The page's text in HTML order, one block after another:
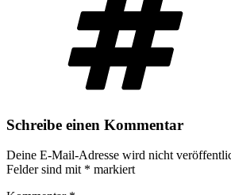
Schreibe einen Kommentar
Deine E-Mail-Adresse wird nicht
Felder sind mit * markiert